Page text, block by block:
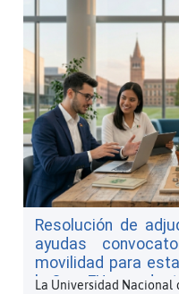
Resolución de
ayudas
movilidad para
la OpenEU para
La Universidad Nacional